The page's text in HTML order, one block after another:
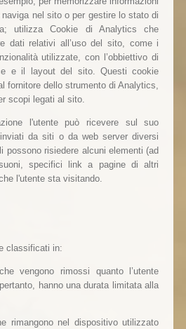
naviga nel sito o per gestire lo stato di
utilizza Cookie di Analytics che
dati relativi all’uso del sito, come i
utilizzate, con l’obbiettivo di
e il layout del sito. Questi cookie
fornitore dello strumento di Analytics,
scopi legati al sito.
l'utente può ricevere sul suo
da siti o da web server diversi
possono risiedere alcuni elementi (ad
specifici link a pagine di altri
l'utente sta visitando.
classificati in:
vengono rimossi quanto l’utente
hanno una durata limitata alla
rimangono nel dispositivo utilizzato